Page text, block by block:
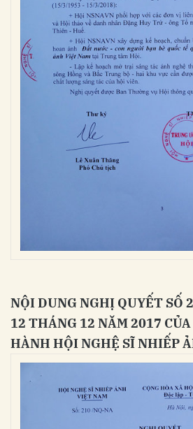
NỘI DUNG NGHỊ QUYẾT SỐ
12 THÁNG 12 NĂM 2017
HÀNH HỘI NGHỆ SĨ NHIẾP